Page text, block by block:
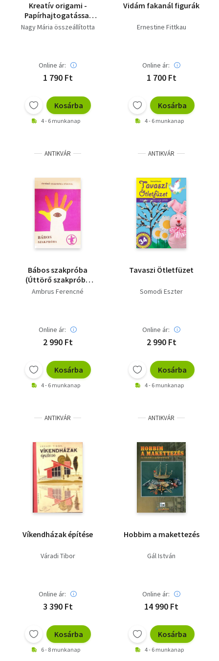
Kreatív origami -
Papírhajtogatással
készült dekorációk,
Nagy Mária összeállította
Online ár:
1 790 Ft
Kosárba
4 - 6 munkanap
Vidám fakanál figurák
Ernestine Fittkau
Online ár:
1 700 Ft
Kosárba
4 - 6 munkanap
ANTIKVÁR
Bábos szakpróba
(Úttörő szakpróba
füzetek)
Ambrus Ferencné
Online ár:
2 990 Ft
Kosárba
4 - 6 munkanap
ANTIKVÁR
Tavaszi Ötletfüzet
Somodi Eszter
Online ár:
2 990 Ft
Kosárba
4 - 6 munkanap
ANTIKVÁR
Víkendházak építése
Váradi Tibor
Online ár:
3 390 Ft
Kosárba
6 - 8 munkanap
ANTIKVÁR
Hobbim a makettezés
Gál István
Online ár:
14 990 Ft
Kosárba
4 - 6 munkanap